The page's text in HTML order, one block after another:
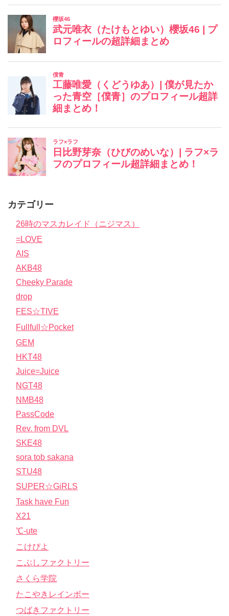
カテゴリー
26時のマスカレイド（ニジマス）
=LOVE
AIS
AKB48
Cheeky Parade
drop
FES☆TIVE
Fullfull☆Pocket
GEM
HKT48
Juice=Juice
NGT48
NMB48
PassCode
Rev. from DVL
SKE48
sora tob sakana
STU48
SUPER☆GiRLS
Task have Fun
X21
℃-ute
こけぴよ
こぶしファクトリー
さくら学院
たこやきレインボー
つばきファクトリー